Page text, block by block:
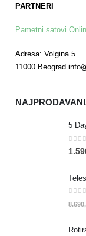
PARTNERI
Pametni satovi
Adresa: Volgina 5
11000 Beograd
5
0
0 out